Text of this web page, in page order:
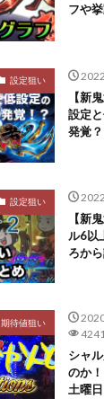
フや
設定狙い
【新
設定
発覚？
設定狙い
【新
ル6以
ろか
期待値狙い
シャ
のか
土曜